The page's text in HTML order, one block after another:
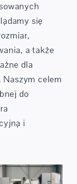
się
a także
dla
celem
do
i